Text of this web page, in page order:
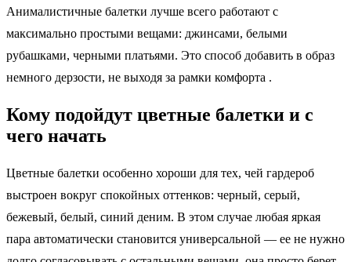
Анималистичные балетки лучше всего работают с
максимально простыми вещами: джинсами, белыми
рубашками, черными платьями. Это способ добавить в образ
немного дерзости, не выходя за рамки комфорта .
Кому подойдут цветные балетки и с
чего начать
Цветные балетки особенно хороши для тех, чей гардероб
выстроен вокруг спокойных оттенков: черный, серый,
бежевый, белый, синий деним. В этом случае любая яркая
пара автоматически становится универсальной — ее не нужно